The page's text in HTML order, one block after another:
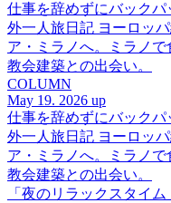
仕事を辞めずにバック
外一人旅日記 ヨーロッ
ア・ミラノへ。ミラノ
教会建築との出会い。
COLUMN
May 19. 2026 up
仕事を辞めずにバック
外一人旅日記 ヨーロッ
ア・ミラノへ。ミラノ
教会建築との出会い。
「夜のリラックスタイ